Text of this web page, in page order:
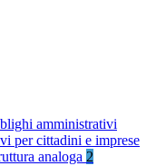
amministrativi
per cittadini e imprese
analoga 2